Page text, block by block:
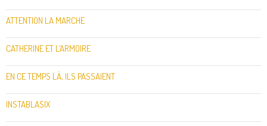
ATTENTION LA MARCHE
CATHERINE ET L’ARMOIRE
EN CE TEMPS LÀ, ILS PASSAIENT
INSTABLASIX